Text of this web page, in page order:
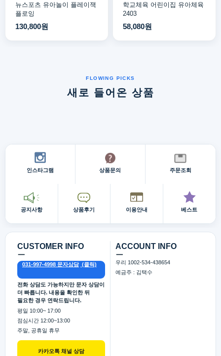
뉴스포츠 유아놀이 플레이잭
플로잉
130,800원
학교체육 어린이집 유아체육
2403
58,080원
새로 들어온 상품
인스타그램 상품문의 주문조회
공지사항 상품후기 이용안내 베스트
CUSTOMER INFO
카카오톡 채널 상담
ㅡ
031-997-4998 문자상담
전화 상담도 가능하지만 문자 상담이
더 빠릅니다. 내용을 확인한 뒤
필요한 경우 연락드립니다.
평일 10:00~ 17:00
점심시간 12:00~13:00
주말, 공휴일 휴무
ACCOUNT INFO
ㅡ
우리 1002-534-438654
예금주 : 김택수